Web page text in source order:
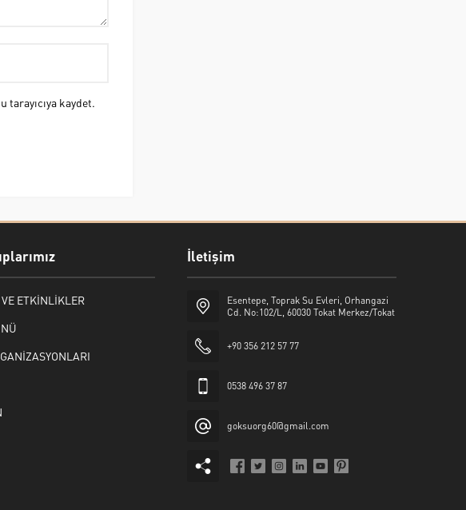
tarayıcıya kaydet.
ETKİNLİKLER
İletişim
Esentepe, Toprak Su Evleri, Orhangazi
Cd. No:102/L, 60030 Tokat Merkez/Tokat
+90 356 212 57 77
0538 496 37 87
goksuorg60@gmail.com